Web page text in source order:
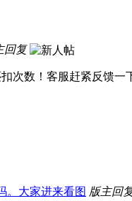
回复
次数！客服赶紧反馈一
。大家进来看图 版主回